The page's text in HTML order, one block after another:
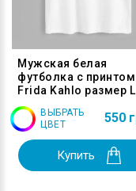
Мужская белая
футболка с принтом
Frida Kahlo размер L
ВЫБРАТЬ
ЦВЕТ
550
Купить